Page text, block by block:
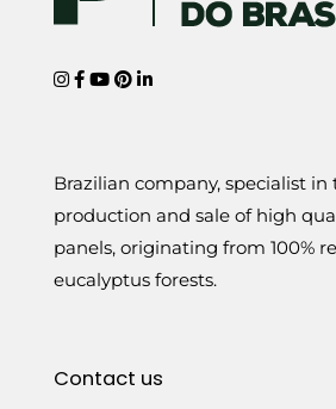
Brazilian company, specialist in
production and sale of high
panels, originating from 100%
eucalyptus forests.
Contact us